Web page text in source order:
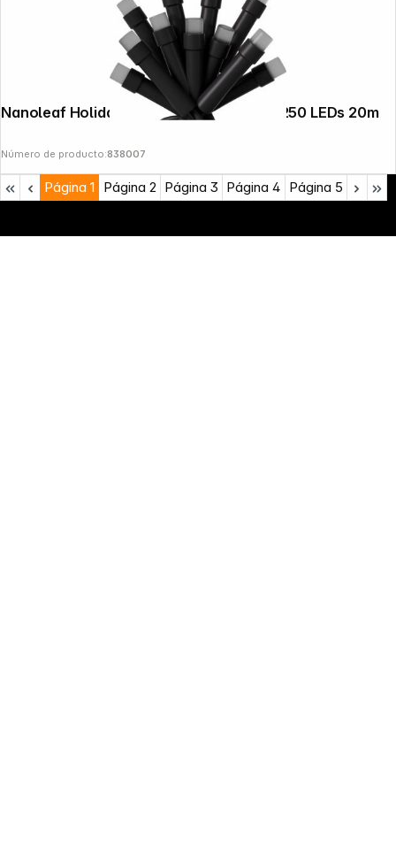
Nanoleaf Holiday Matter String Lights - 250 LEDs 20m
Número de producto:838007
Página 1 Página 2 Página 3 Página 4 Página 5